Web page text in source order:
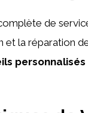
de
et la réparation
personnalisés